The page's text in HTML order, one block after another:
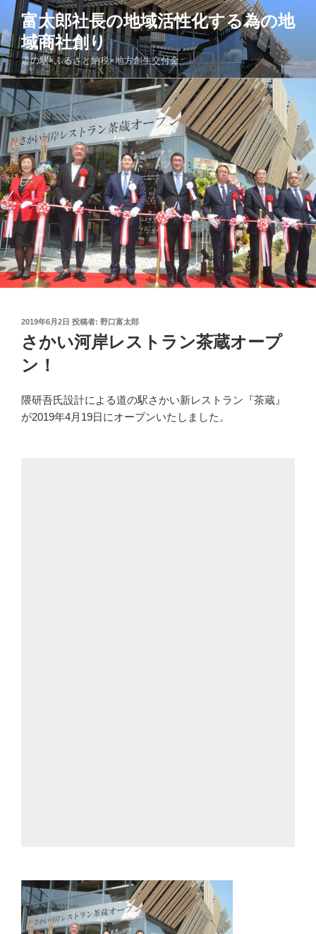
テ
ン
ツ
へ
ス
キ
ッ
プ
富太郎社長の地域活性化する為の地
域商社創り
道の駅×ふるさと納税×地方創生交付金
投
稿
日:
2019年6月2日 投稿者: 野口富太郎
さかい河岸レストラン茶蔵オープ
ン！
隈研吾氏設計による道の駅さかい新レストラン『茶蔵』
が2019年4月19日にオープンいたしました。